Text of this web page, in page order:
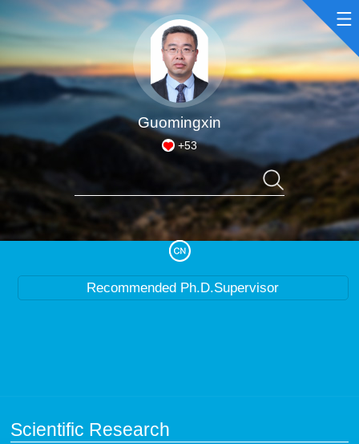
Home
Scientific Research
Awards and Honours
Enrollment Information
Student Information
Guomingxin
+53
Recommended Ph.D.Supervisor
Scientific Research